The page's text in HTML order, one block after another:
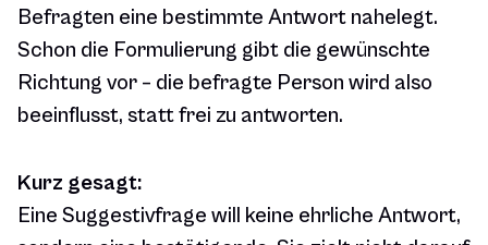
Befragten eine bestimmte Antwort nahelegt.
Schon die Formulierung gibt die gewünschte
Richtung vor – die befragte Person wird also
beeinflusst, statt frei zu antworten.
Kurz gesagt:
Eine Suggestivfrage will keine ehrliche Antwort,